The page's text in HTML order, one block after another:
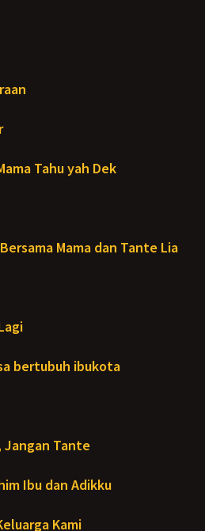
Tahu yah Dek
Mama dan Tante Lia
bertubuh ibukota
Jangan Tante
Ibu dan Adikku
Kami